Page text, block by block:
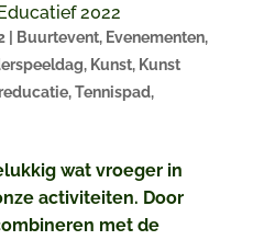
2022
| Buurtevent, Evenementen,
, Kunst, Kunst
,Tennispad,
wat vroeger in
activiteiten. Door
met de